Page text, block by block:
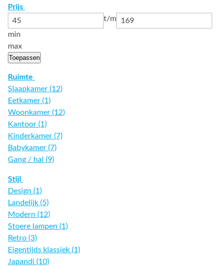
Prijs
t/m
min
max
Toepassen
Ruimte
Slaapkamer (12)
Eetkamer (1)
Woonkamer (12)
Kantoor (1)
Kinderkamer (7)
Babykamer (7)
Gang / hal (9)
Stijl
Design (1)
Landelijk (5)
Modern (12)
Stoere lampen (1)
Retro (3)
Eigentijds klassiek (1)
Japandi (10)